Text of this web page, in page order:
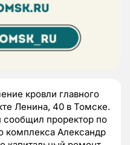
кровли главного
Ленина, 40 в Томске.
сообщил проректор по
комплекса Александр